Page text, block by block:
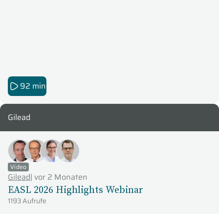
92 min
Gilead
Video
Gilead| vor 2 Monaten
EASL 2026 Highlights Webinar
1193 Aufrufe